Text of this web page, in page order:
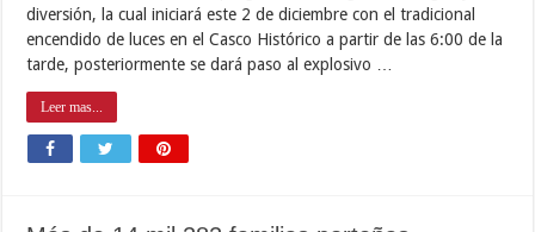
diversión, la cual iniciará este 2 de diciembre con el tradicional
encendido de luces en el Casco Histórico a partir de las 6:00 de la
tarde, posteriormente se dará paso al explosivo …
Leer mas...